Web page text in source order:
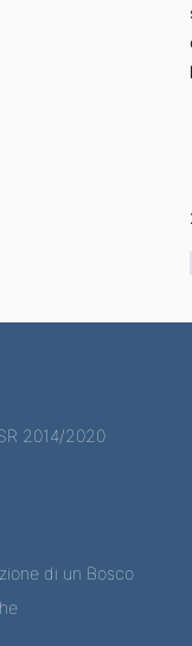
2014/2020
di un Bosco